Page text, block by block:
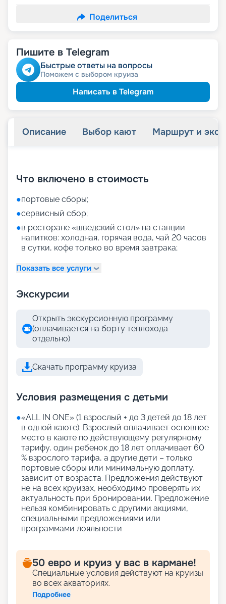
Поделиться
Пишите в Telegram
Быстрые ответы на вопросы
Поможем с выбором круиза
Написать в Telegram
Описание Выбор кают Маршрут и
Что включено в стоимость
●портовые сборы;
●сервисный сбор;
●в ресторане «шведский стол» на станции
напитков: холодная, горячая вода, чай 20 часов
в сутки, кофе только во время завтрака;
Показать все услуги
Экскурсии
Открыть экскурсионную программу
(оплачивается на борту теплохода
отдельно)
Скачать программу круиза
Условия размещения с детьми
●«АLL IN ONE» (1 взрослый + до 3 детей до 18 лет
в одной каюте): Взрослый оплачивает основное
место в каюте по действующему регулярному
тарифу, один ребенок до 18 лет оплачивает 60
% взрослого тарифа, а другие дети – только
портовые сборы или минимальную доплату,
зависит от возраста. Предложения действуют
не на всех круизах, необходимо проверять их
актуальность при бронировании. Предложение
нельзя комбинировать с другими акциями,
специальными предложениями или
программами лояльности
50 евро и круиз у вас в кармане!
Специальные условия действуют на круизы
во всех акваториях.
Подробнее